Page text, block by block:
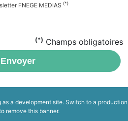
FNEGE MEDIAS (*)
(*) Champs obligatoires
Envoyer
as a development site. Switch to a production
remove this banner.